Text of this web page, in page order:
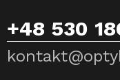
+48 530